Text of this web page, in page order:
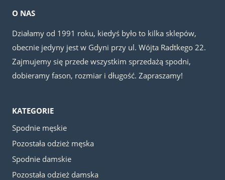
O NAS
Działamy od 1991 roku, kiedyś było to kilka sklepów,
obecnie jedyny jest w Gdyni przy ul. Wójta Radtkego 22.
Zajmujemy się przede wszystkim sprzedażą spodni,
dobieramy fason, rozmiar i długość. Zapraszamy!
KATEGORIE
Spodnie męskie
Pozostała odzież męska
Spodnie damskie
Pozostała odzież damska